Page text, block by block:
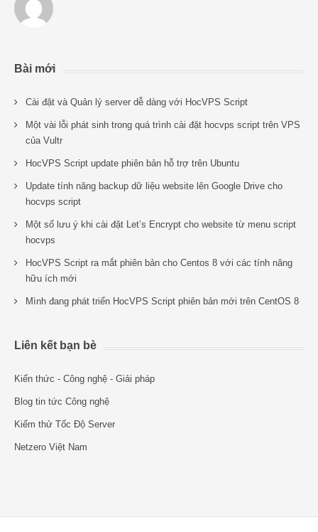
Bài mới
Cài đặt và Quản lý server dễ dàng với HocVPS Script
Một vài lỗi phát sinh trong quá trình cài đặt hocvps script trên VPS
của Vultr
HocVPS Script update phiên bản hỗ trợ trên Ubuntu
Update tính năng backup dữ liệu website lên Google Drive cho
hocvps script
Một số lưu ý khi cài đặt Let’s Encrypt cho website từ menu script
hocvps
HocVPS Script ra mắt phiên bản cho Centos 8 với các tính năng
hữu ích mới
Mình đang phát triển HocVPS Script phiên bản mới trên CentOS 8
Liên kết bạn bè
Kiến thức - Công nghệ - Giải pháp
Blog tin tức Công nghệ
Kiểm thử Tốc Độ Server
Netzero Việt Nam